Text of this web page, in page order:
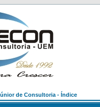
de Consultoria - Índice